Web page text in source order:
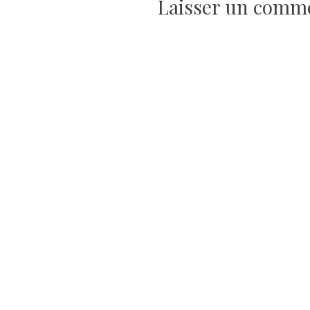
l’article
Laisser un